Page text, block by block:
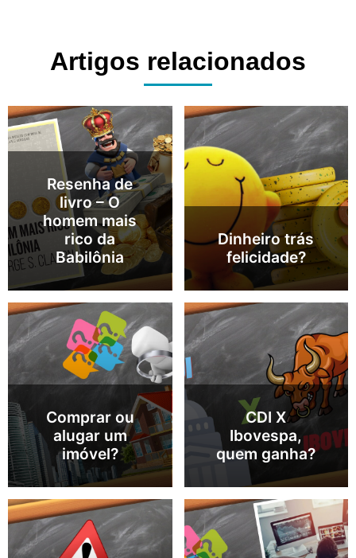
Artigos relacionados
Resenha de
livro – O
homem mais
rico da
Babilônia
Dinheiro trás
felicidade?
Comprar ou
alugar um
imóvel?
CDI X
Ibovespa,
quem ganha?